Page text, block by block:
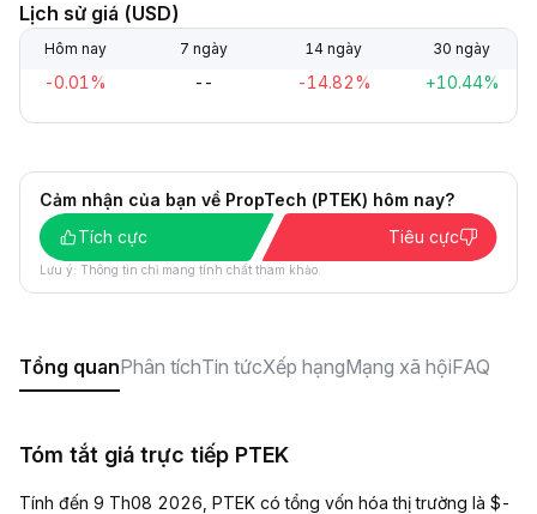
Lịch sử giá (USD)
Hôm nay 7 ngày 14 ngày 30 ngày
-0.01% -- -14.82% +10.44%
Cảm nhận của bạn về PropTech (PTEK) hôm nay?
Tích cực
Tiêu cực
Lưu ý: Thông tin chỉ mang tính chất tham khảo.
Tổng quanPhân tíchTin tứcXếp hạngMạng xã hộiFAQ
Tóm tắt giá trực tiếp PTEK
Tính đến 9 Th08 2026, PTEK có tổng vốn hóa thị trường là $-